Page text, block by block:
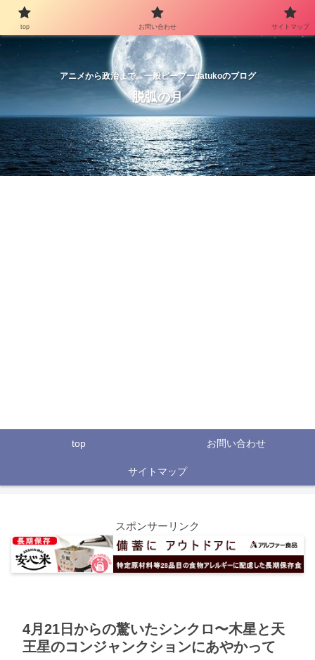
アニメから政治まで。一般ピープーdatukoのブログ
脱弧の月
top お問い合わせ
サイトマップ
スポンサーリンク
4月21日からの驚いたシンクロ〜木星と天
王星のコンジャンクションにあやかって
top お問い合わせ サイトマップ